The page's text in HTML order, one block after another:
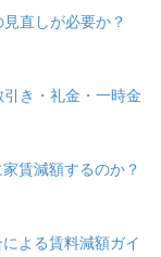
直しが必要か？
き・礼金・一時金
賃減額するのか？
よる賃料減額ガイ